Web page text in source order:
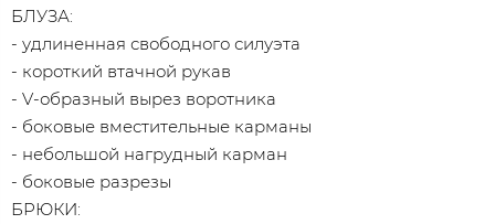
БЛУЗА:
- удлиненная свободного силуэта
- короткий втачной рукав
- V-образный вырез воротника
- боковые вместительные карманы
- небольшой нагрудный карман
- боковые разрезы
БРЮКИ: